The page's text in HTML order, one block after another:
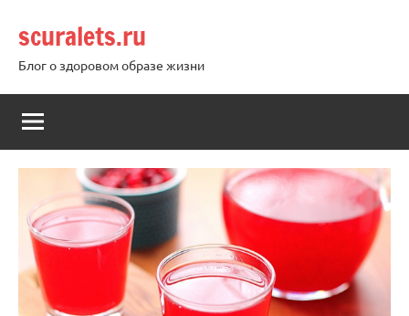
содержимому
scuralets.ru
Блог о здоровом образе жизни